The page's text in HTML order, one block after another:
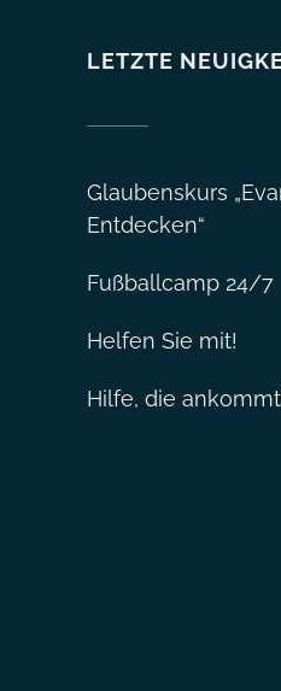
LETZTE
Glaubenskurs
Entdecken“
Fußballcamp 24/7
Helfen Sie mit!
Hilfe, die